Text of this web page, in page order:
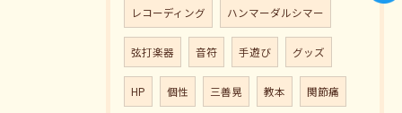
レコーディング ハンマーダルシマー
弦打楽器 音符 手遊び グッズ
HP 個性 三善晃 教本 関節痛